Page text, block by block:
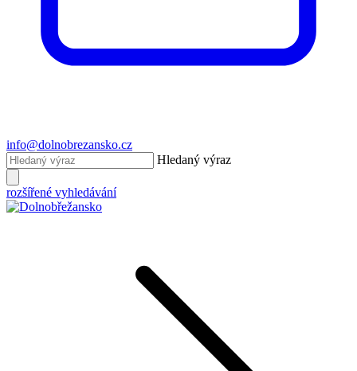
info@dolnobrezansko.cz
Hledaný výraz
rozšířené vyhledávání